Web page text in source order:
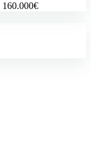
160.000€